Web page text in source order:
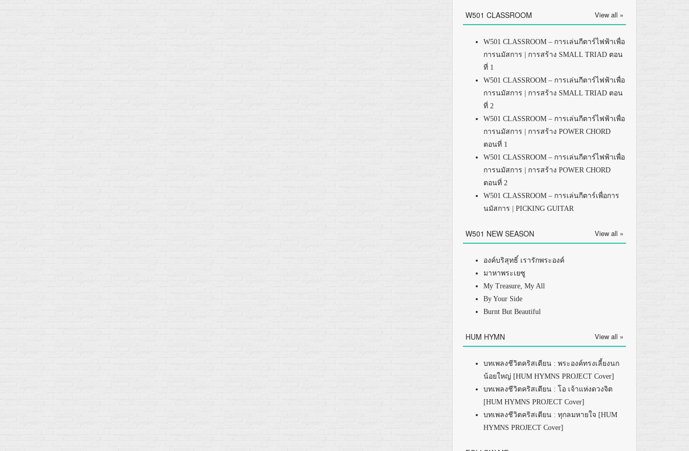
W501 CLASSROOM View all »
W501 CLASSROOM – การเล่นกีตาร์ไฟฟ้าเพื่อ
การนมัสการ | การสร้าง SMALL TRIAD ตอน
ที่ 1
W501 CLASSROOM – การเล่นกีตาร์ไฟฟ้าเพื่อ
การนมัสการ | การสร้าง SMALL TRIAD ตอน
ที่ 2
W501 CLASSROOM – การเล่นกีตาร์ไฟฟ้าเพื่อ
การนมัสการ | การสร้าง POWER CHORD
ตอนที่ 1
W501 CLASSROOM – การเล่นกีตาร์ไฟฟ้าเพื่อ
การนมัสการ | การสร้าง POWER CHORD
ตอนที่ 2
W501 CLASSROOM – การเล่นกีตาร์เพื่อการ
นมัสการ | PICKING GUITAR
W501 NEW SEASON View all »
องค์บริสุทธิ์ เรารักพระองค์
มาหาพระเยซู
My Treasure, My All
By Your Side
Burnt But Beautiful
HUM HYMN View all »
บทเพลงชีวิตคริสเตียน : พระองค์ทรงเลี้ยงนก
น้อยใหญ่ [HUM HYMNS PROJECT Cover]
บทเพลงชีวิตคริสเตียน : โอ เจ้าแห่งดวงจิต
[HUM HYMNS PROJECT Cover]
บทเพลงชีวิตคริสเตียน : ทุกลมหายใจ [HUM
HYMNS PROJECT Cover]